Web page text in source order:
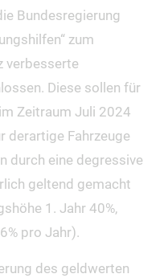
Bundesregierung
zum
verbesserte
Diese sollen für
Zeitraum Juli 2024
derartige Fahrzeuge
durch eine degressive
geltend gemacht
1. Jahr 40%,
pro Jahr).
des geldwerten